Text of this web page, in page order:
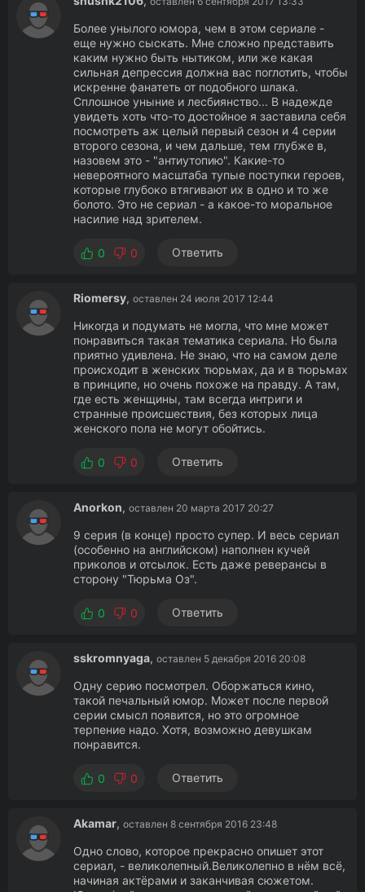
Более унылого юмора, чем в этом сериале -
еще нужно сыскать. Мне сложно представить
каким нужно быть нытиком, или же какая
сильная депрессия должна вас поглотить, чтобы
искренне фанатеть от подобного шлака.
Сплошное уныние и лесбиянство... В надежде
увидеть хоть что-то достойное я заставила себя
посмотреть аж целый первый сезон и 4 серии
второго сезона, и чем дальше, тем глубже в,
назовем это - "антиутопию". Какие-то
невероятного масштаба тупые поступки героев,
которые глубоко втягивают их в одно и то же
болото. Это не сериал - а какое-то моральное
насилие над зрителем.
0 0 Ответить
Riomersy, оставлен 24 июля 2017 12:44
Никогда и подумать не могла, что мне может
понравиться такая тематика сериала. Но была
приятно удивлена. Не знаю, что на самом деле
происходит в женских тюрьмах, да и в тюрьмах
в принципе, но очень похоже на правду. А там,
где есть женщины, там всегда интриги и
странные происшествия, без которых лица
женского пола не могут обойтись.
0 0 Ответить
Anorkon, оставлен 20 марта 2017 20:27
9 серия (в конце) просто супер. И весь сериал
(особенно на английском) наполнен кучей
приколов и отсылок. Есть даже реверансы в
сторону "Тюрьма Оз".
0 0 Ответить
sskromnyaga, оставлен 5 декабря 2016 20:08
Одну серию посмотрел. Оборжаться кино,
такой печальный юмор. Может после первой
серии смысл появится, но это огромное
терпение надо. Хотя, возможно девушкам
понравится.
0 0 Ответить
Akamar, оставлен 8 сентября 2016 23:48
Одно слово, которое прекрасно опишет этот
сериал, - великолепный.Великолепно в нём всё,
начиная актёрами и заканчивая сюжетом.